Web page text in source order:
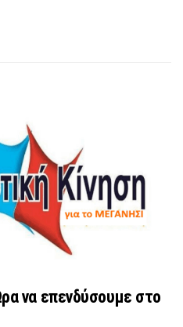
να επενδύσουμε στο